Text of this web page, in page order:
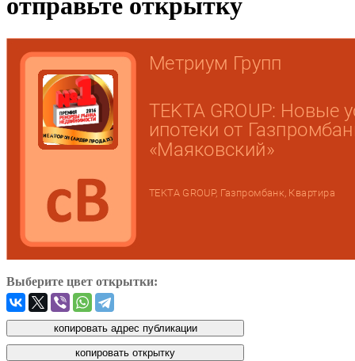
отправьте открытку
Выберите цвет открытки: